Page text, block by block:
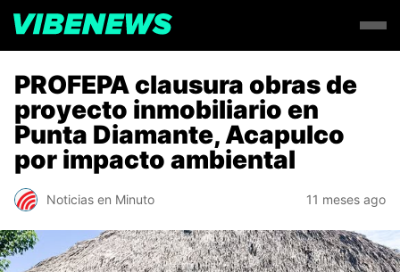
PROFEPA clausura obras de
proyecto inmobiliario en
Punta Diamante, Acapulco
por impacto ambiental
Noticias en Minuto 11 meses ago